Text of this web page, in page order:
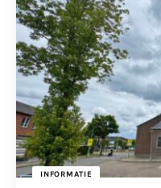
INFORMATIE